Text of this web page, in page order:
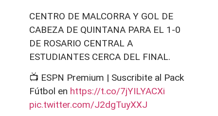
CENTRO DE MALCORRA Y GOL DE
CABEZA DE QUINTANA PARA EL 1-0
DE ROSARIO CENTRAL A
ESTUDIANTES CERCA DEL FINAL.
📺 ESPN Premium | Suscribite al Pack
Fútbol en https://t.co/7jYILYACXi
pic.twitter.com/J2dgTuyXXJ